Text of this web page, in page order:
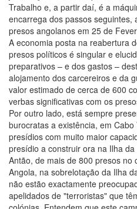
Trabalho e, a partir daí, é a
encarrega dos passos seguintes,
presos angolanos em 25 de
A economia posta na reabertura
presos políticos é singular e
preparativos – e dos gastos –
alojamento dos carcereiros e da
valor estimado de cerca de 600
verbas significativas com os
Por outro lado, está sempre
burocratas a existência, em
presídios com muito maior
presídio a construir ora na Ilha
Antão, de mais de 800 presos no
Angola, na sobrelotação da Ilha
não estão exactamente
apelidados de "terroristas" que